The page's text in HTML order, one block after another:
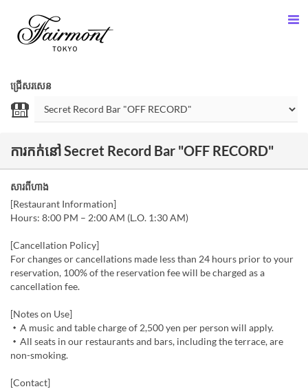
ជ្រើសរសេន
ការកក់នៅ Secret Record Bar "OFF RECORD"
សារពីហាង
[Restaurant Information]
Hours: 8:00 PM – 2:00 AM (L.O. 1:30 AM)
[Cancellation Policy]
For changes or cancellations made less than 24 hours prior to your
reservation, 100% of the reservation fee will be charged as a
cancellation fee.
[Notes on Use]
・A music and table charge of 2,500 yen per person will apply.
・All seats in our restaurants and bars, including the terrace, are
non-smoking.
[Contact]